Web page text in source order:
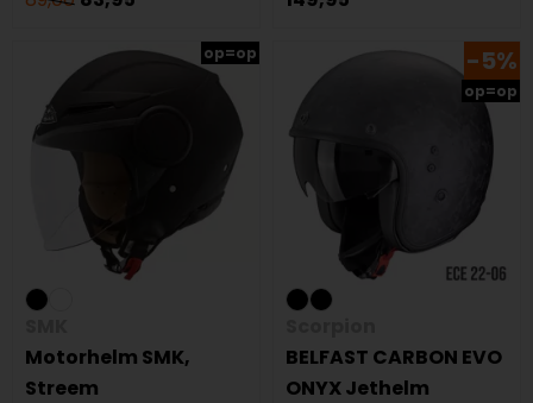
op=op
Motorhelm SMK,
Streem
-5%
op=op
BELFAST CARBON EVO
ONYX Jethelm